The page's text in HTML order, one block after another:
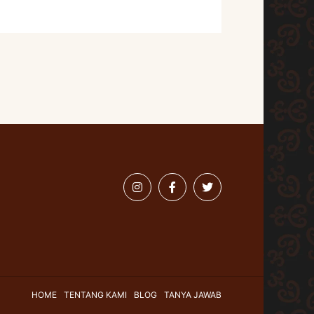
HOME TENTANG KAMI BLOG TANYA JAWAB